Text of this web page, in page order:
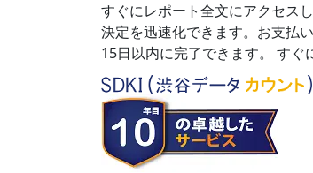
すぐにレポート全文にアクセス
決定を迅速化できます。お支払
15日以内に完了できます。
すぐ